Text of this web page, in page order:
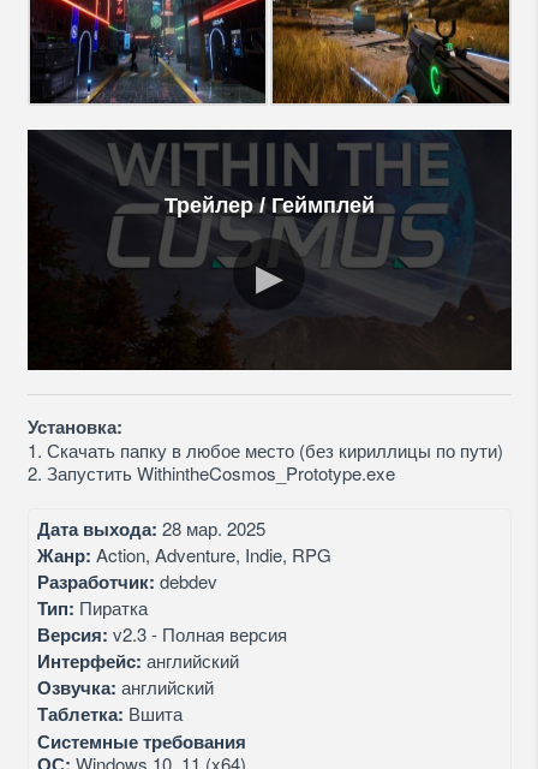
Трейлер / Геймплей
Установка:
1. Скачать папку в любое место (без кириллицы по пути)
2. Запустить WithintheCosmos_Prototype.exe
Дата выхода: 28 мар. 2025
Жанр: Action, Adventure, Indie, RPG
Разработчик: debdev
Тип: Пиратка
Версия: v2.3 - Полная версия
Интерфейс: английский
Озвучка: английский
Таблетка: Вшита
Системные требования
Windows 10, 11 (x64)